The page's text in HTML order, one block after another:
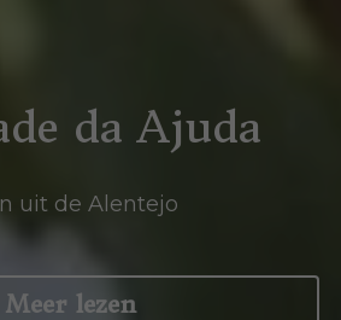
da Ajuda
uit de Alentejo
Meer lezen